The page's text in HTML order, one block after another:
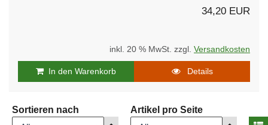
34,20 EUR
inkl. 20 % MwSt. zzgl. Versandkosten
In den Warenkorb Details
Sortieren nach Artikel pro Seite